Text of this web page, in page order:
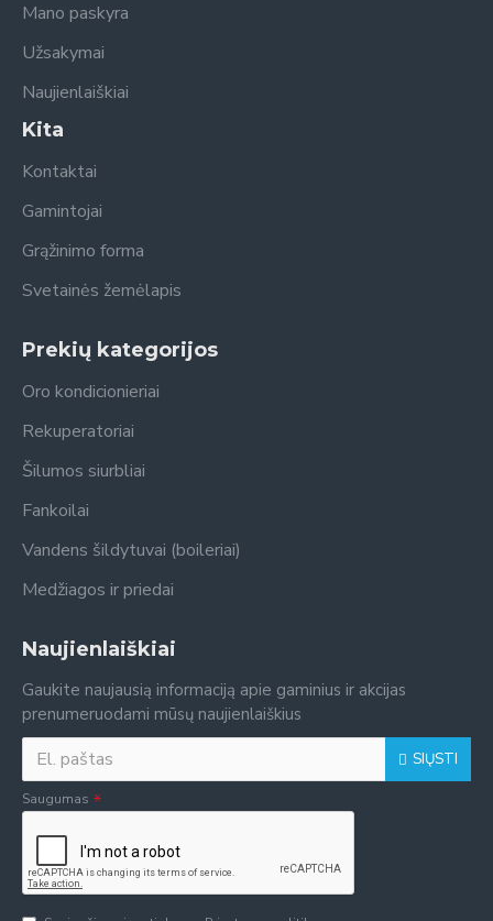
Mano paskyra
Užsakymai
Naujienlaiškiai
Kita
Kontaktai
Gamintojai
Grąžinimo forma
Svetainės žemėlapis
Prekių kategorijos
Oro kondicionieriai
Rekuperatoriai
Šilumos siurbliai
Fankoilai
Vandens šildytuvai (boileriai)
Medžiagos ir priedai
Naujienlaiškiai
Gaukite naujausią informaciją apie gaminius ir akcijas
prenumeruodami mūsų naujienlaiškius
SIŲSTI
Saugumas